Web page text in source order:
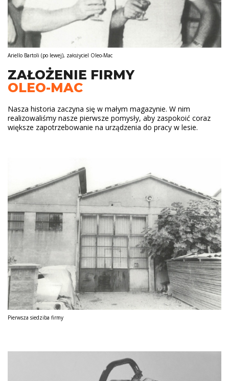
Ariello Bartoli (po lewej), założyciel Oleo-Mac
ZAŁOŻENIE FIRMY
OLEO-MAC
Nasza historia zaczyna się w małym magazynie. W nim
realizowaliśmy nasze pierwsze pomysły, aby zaspokoić coraz
większe zapotrzebowanie na urządzenia do pracy w lesie.
Pierwsza siedziba firmy